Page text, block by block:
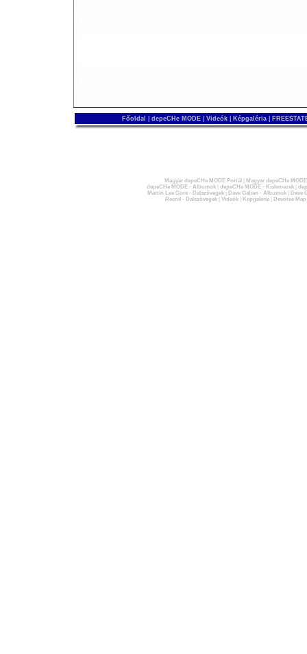
Főoldal depeCHe MODE Videók Képgaléria
Magyar depeCHe MODE Portál
Magyar depeCHe
depeCHe MODE - Albumok| depeCHe MODE - Kislemezek|
Martin Lee Gore - Dalszövegek| Dave Gahan - Albumok|
Dave
Recoil - Dalszövegek| Videók| Képgaléria| Devotee Map